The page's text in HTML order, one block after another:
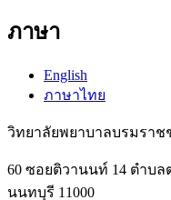
ภาษา
English
ภาษาไทย
วิทยาลัยพยาบาลบรมรา
60 ซอยติวานนท์ 14 ตำบ
นนทบุรี 11000